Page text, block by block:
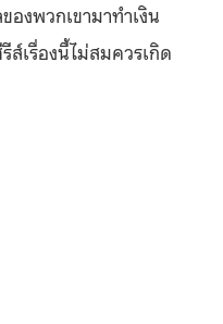
งพวกเขามาทำเงิน
เรื่องนี้ไม่สมควรเกิด